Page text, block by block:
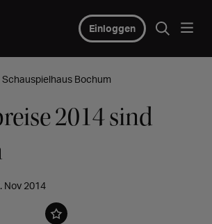
Einloggen
Schauspielhaus Bochum
2014 sind
Nov 2014